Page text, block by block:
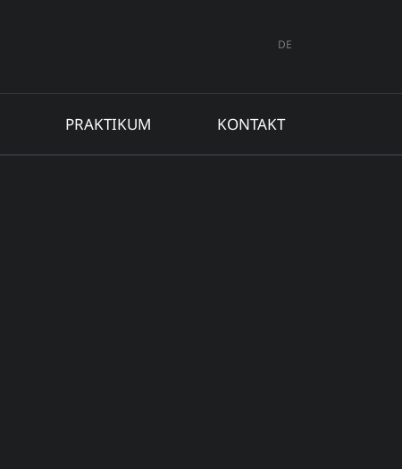
DE
PRAKTIKUM KONTAKT